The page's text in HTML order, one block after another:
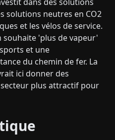
solutions neutres en CO2
et les vélos de service.
'plus de vapeur'
et une
du chemin de fer. La
ici donner des
plus attractif pour